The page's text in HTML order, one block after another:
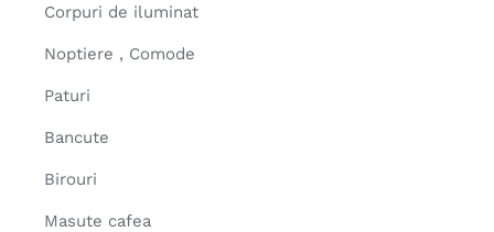
Corpuri de iluminat
Noptiere , Comode
Paturi
Bancute
Birouri
Masute cafea